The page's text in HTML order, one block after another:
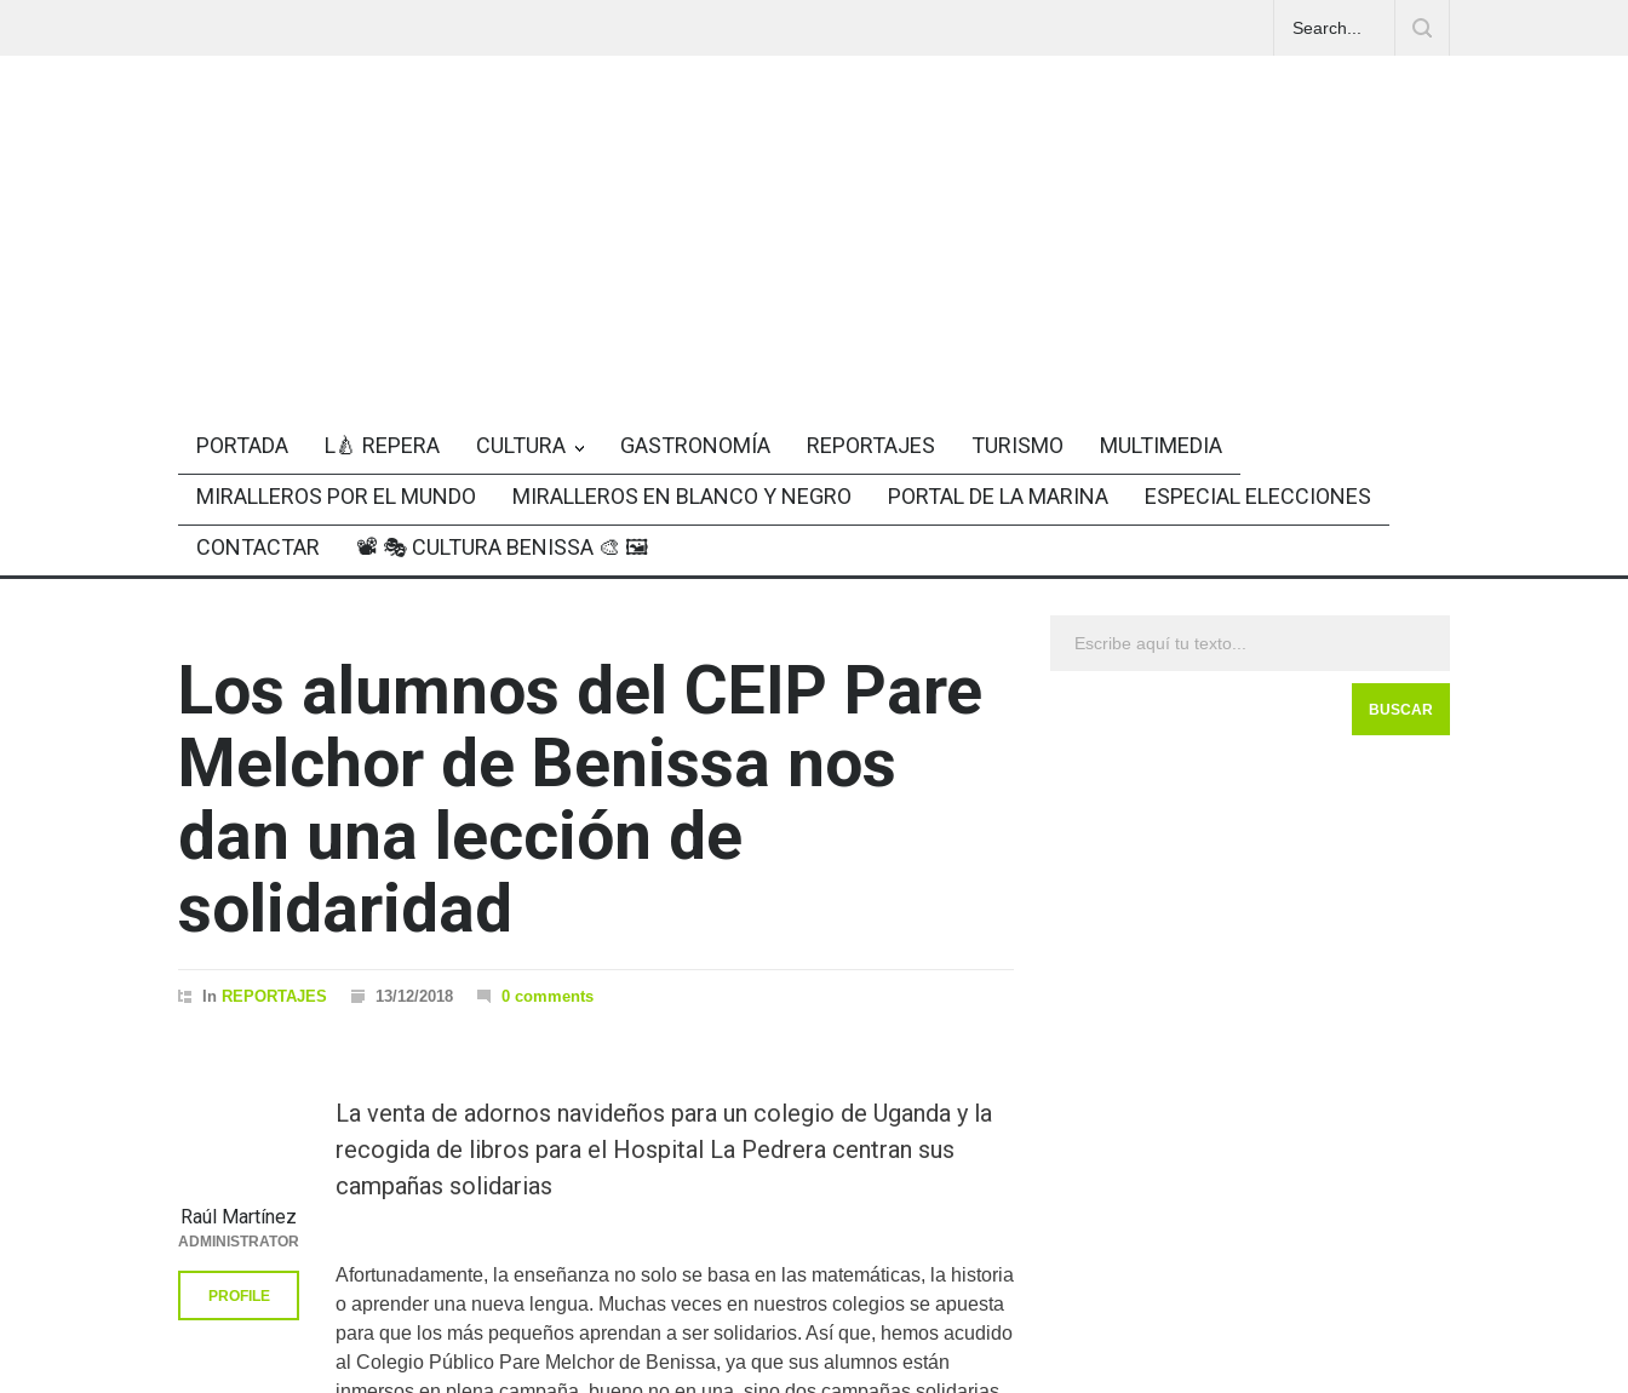
PORTADA L🍐 REPERA CULTURA GASTRONOMÍA REPORTAJES TURISMO
MULTIMEDIA
MIRALLEROS POR EL MUNDO
MIRALLEROS EN BLANCO Y NEGRO PORTAL DE LA MARINA
ESPECIAL ELECCIONES
CONTACTAR
📽 🎭 CULTURA BENISSA 🎨 🖼
Los alumnos del CEIP Pare
Melchor de Benissa nos
dan una lección de
solidaridad
In REPORTAJES 13/12/2018 0 comments
La venta de adornos navideños para un colegio de Uganda y la
recogida de libros para el Hospital La Pedrera centran sus
campañas solidarias
Afortunadamente, la enseñanza no solo se basa en las matemáticas, la historia
o aprender una nueva lengua. Muchas veces en nuestros colegios se apuesta
para que los más pequeños aprendan a ser solidarios. Así que, hemos acudido
al Colegio Público Pare Melchor de Benissa, ya que sus alumnos están
Raúl Martínez
ADMINISTRATOR
PROFILE